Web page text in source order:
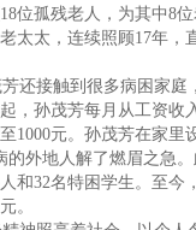
位孤残老人，为其中8
太太，连续照顾17年，
还接触到很多病困家庭
，孙茂芳每月从工资收
1000元。孙茂芳在家里
的外地人解了燃眉之急
和32名特困学生。至今
。